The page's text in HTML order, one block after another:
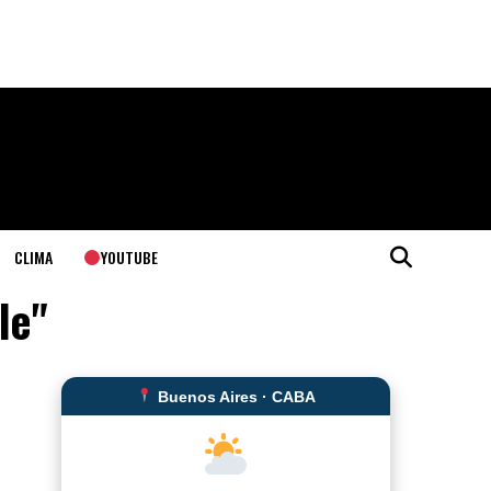
CLIMA YOUTUBE
Buenos Aires · CABA